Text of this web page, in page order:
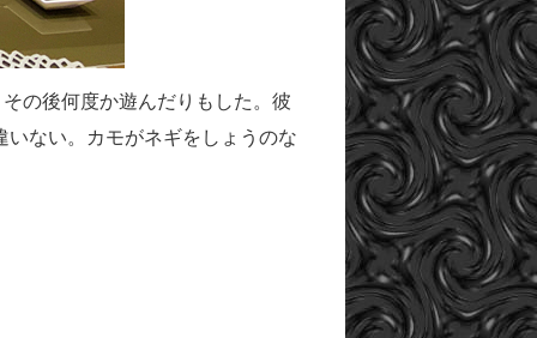
の後何度か遊んだりもした。彼
ない。カモがネギをしょうのな